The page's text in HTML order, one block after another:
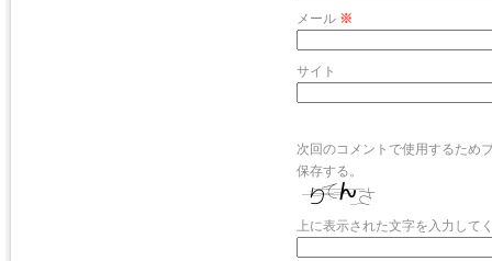
メール ※
サイト
次回のコメントで使用するため
保存する。
上に表示された文字を入力して